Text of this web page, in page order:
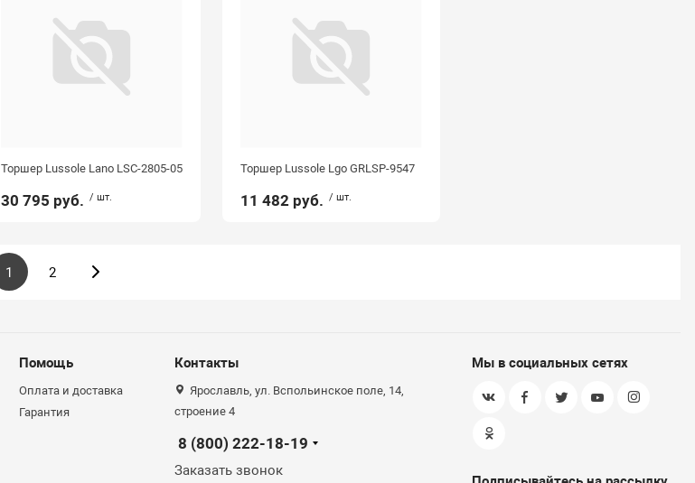
Торшер Lussole Lano LSC-2805-05
30 795 руб. / шт.
Торшер Lussole Lgo GRLSP-9547
11 482 руб. / шт.
1 2
Помощь
Оплата и доставка
Гарантия
Контакты
Ярославль, ул. Вспольинское поле, 14,
строение 4
8 (800) 222-18-19
Заказать звонок
Мы в социальных сетях